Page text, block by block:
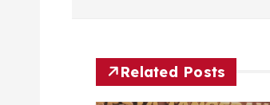
Related Posts